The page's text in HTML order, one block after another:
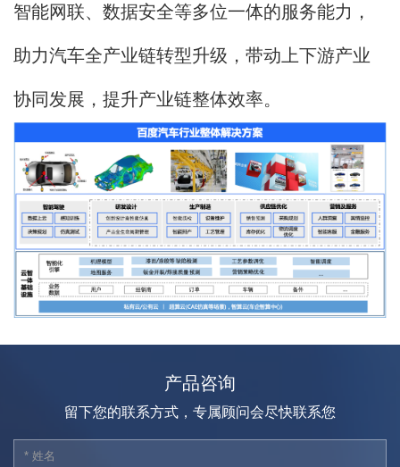
智能网联、数据安全等多位一体的服务能力，
助力汽车全产业链转型升级，带动上下游产业
协同发展，提升产业链整体效率。
产品咨询
留下您的联系方式，专属顾问会尽快联系您